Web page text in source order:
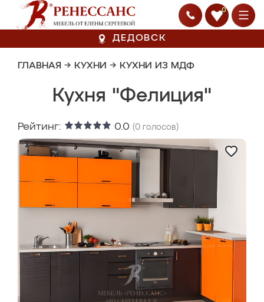
0
ДЕДОВСК
ГЛАВНАЯ → КУХНИ → КУХНИ ИЗ МДФ
Кухня "Фелиция"
Рейтинг: 0.0 (0 голосов)